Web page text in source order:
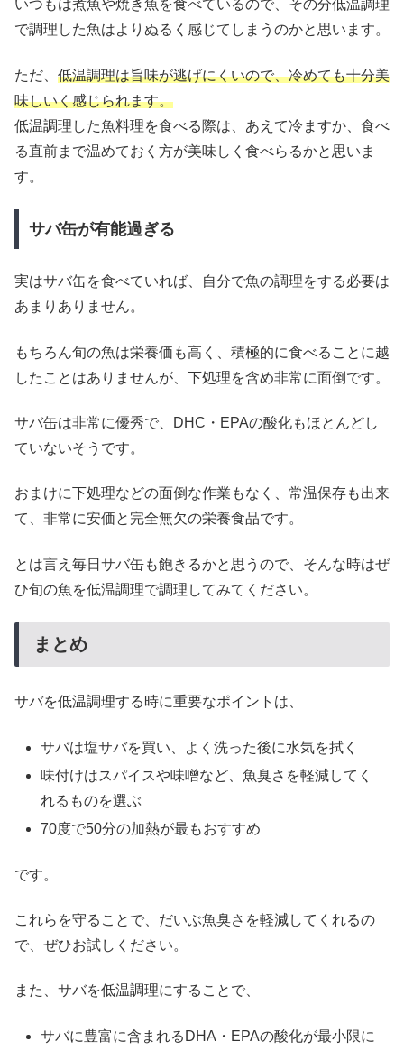
いつもは煮魚や焼き魚を食べているので、その分低温調理
で調理した魚はよりぬるく感じてしまうのかと思います。
ただ、 低温調理は旨味が逃げにくいので、冷めても十分美
味しいく感じられます。
低温調理した魚料理を食べる際は、あえて冷ますか、食べ
る直前まで温めておく方が美味しく食べらるかと思いま
す。
サバ缶が有能過ぎる
実はサバ缶を食べていれば、自分で魚の調理をする必要は
あまりありません。
もちろん旬の魚は栄養価も高く、積極的に食べることに越
したことはありませんが、下処理を含め非常に面倒です。
サバ缶は非常に優秀で、DHC・EPAの酸化もほとんどし
ていないそうです。
おまけに下処理などの面倒な作業もなく、常温保存も出来
て、非常に安価と完全無欠の栄養食品です。
とは言え毎日サバ缶も飽きるかと思うので、そんな時はぜ
ひ旬の魚を低温調理で調理してみてください。
まとめ
サバを低温調理する時に重要なポイントは、
サバは塩サバを買い、よく洗った後に水気を拭く
味付けはスパイスや味噌など、魚臭さを軽減してく
れるものを選ぶ
70度で50分の加熱が最もおすすめ
です。
これらを守ることで、だいぶ魚臭さを軽減してくれるの
で、ぜひお試しください。
また、サバを低温調理にすることで、
サバに豊富に含まれるDHA・EPAの酸化が最小限に